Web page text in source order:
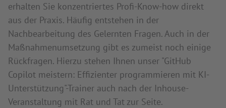
erhalten Sie konzentriertes Profi-Know-how direkt
aus der Praxis. Häufig entstehen in der
Nachbearbeitung des Gelernten Fragen. Auch in der
Maßnahmenumsetzung gibt es zumeist noch einige
Rückfragen. Hierzu stehen Ihnen unser "GitHub
Copilot meistern: Effizienter programmieren mit KI-
Unterstützung"-Trainer auch nach der Inhouse-
Veranstaltung mit Rat und Tat zur Seite.